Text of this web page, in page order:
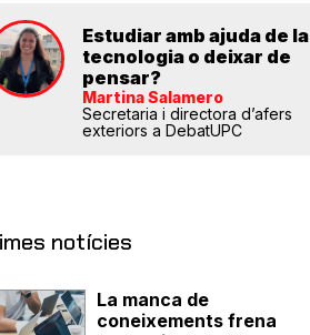
Estudiar amb ajuda de la
tecnologia o deixar de
pensar?
Martina Salamero
Secretaria i directora d’afers
exteriors a DebatUPC
notícies
La manca de
coneixements frena